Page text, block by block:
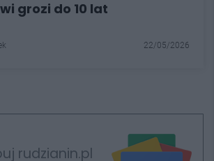
grozi do 10 lat
22/05/2026
rudzianin.pl